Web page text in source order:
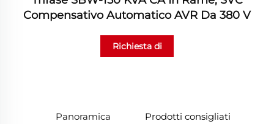
Compensativo Automatico AVR Da 380 V
Richiesta di
Panoramica Prodotti consigliati